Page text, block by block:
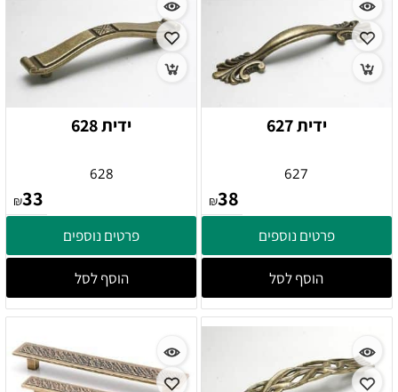
ידית 627
627
₪38
פרטים נוספים
הוסף לסל
ידית 628
628
₪33
פרטים נוספים
הוסף לסל